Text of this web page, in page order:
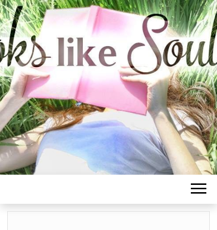
BOOKS LIKE
SOULMATE